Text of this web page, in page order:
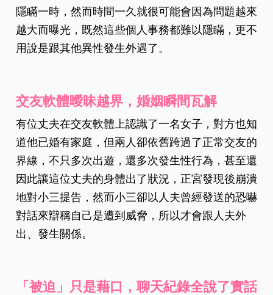
隱瞞一時，然而時間一久就很可能會因為問題越來
越大而曝光，既然這些個人事務都難以隱瞞，更不
用說是跟其他異性發生外遇了。
交友軟體曖昧越界，婚姻瞬間瓦解
有位丈夫在交友軟體上認識了一名女子，對方也知
道他已婚有家庭，但兩人卻依舊跨過了正常交友的
界線，不只多次出遊，還多次發生性行為，甚至還
因此讓這位丈夫的身體出了狀況，正宮發現後崩潰
地對小三提告，然而小三卻以人夫曾經發送的恐嚇
對話來辯稱自己是遭到威脅，所以才會跟人夫外
出、發生關係。
「被迫」只是藉口，聊天紀錄全說了實話